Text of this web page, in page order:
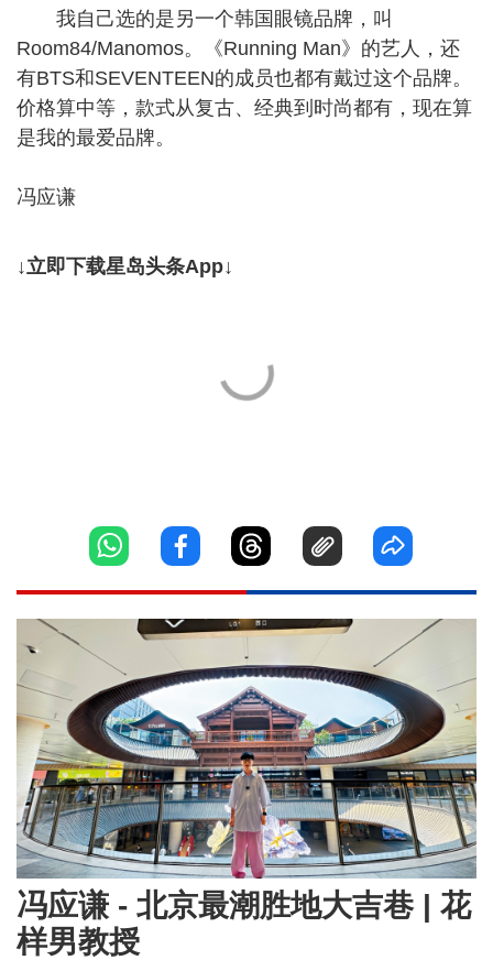
我自己选的是另一个韩国眼镜品牌，叫
Room84/Manomos。《Running Man》的艺人，还
有BTS和SEVENTEEN的成员也都有戴过这个品牌。
价格算中等，款式从复古、经典到时尚都有，现在算
是我的最爱品牌。
冯应谦
↓立即下载星岛头条App↓
冯应谦 - 北京最潮胜地大吉巷 | 花
样男教授